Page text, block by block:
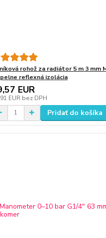
rohož za radiátor 5 m 3 mm
reflexná izolácia
EUR
EUR bez DPH
Pridať do košíka